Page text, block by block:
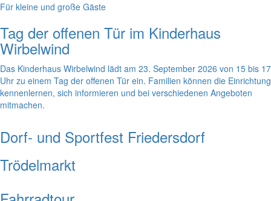
Für kleine und große Gäste
Tag der offenen Tür im Kinderhaus
Wirbelwind
Das Kinderhaus Wirbelwind lädt am 23. September 2026 von 15 bis 17
Uhr zu einem Tag der offenen Tür ein. Familien können die Einrichtung
kennenlernen, sich informieren und bei verschiedenen Angeboten
mitmachen.
Dorf- und Sportfest Friedersdorf
Trödelmarkt